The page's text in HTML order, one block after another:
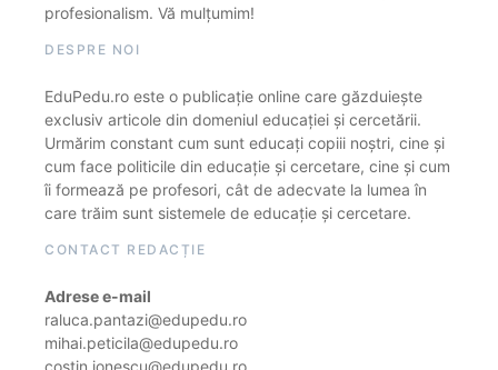
profesionalism. Vă mulțumim!
DESPRE NOI
EduPedu.ro este o publicație online care găzduiește
exclusiv articole din domeniul educației și cercetării.
Urmărim constant cum sunt educați copiii noștri, cine și
cum face politicile din educație și cercetare, cine și cum
îi formează pe profesori, cât de adecvate la lumea în
care trăim sunt sistemele de educație și cercetare.
CONTACT REDACȚIE
Adrese e-mail
raluca.pantazi@edupedu.ro
mihai.peticila@edupedu.ro
costin.ionescu@edupedu.ro